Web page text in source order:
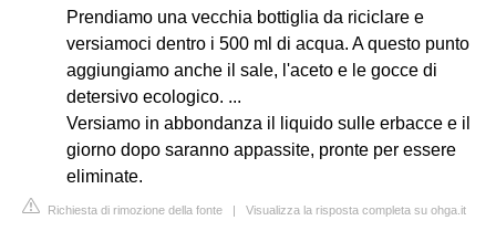
Prendiamo una vecchia bottiglia da riciclare e
versiamoci dentro i 500 ml di acqua. A questo punto
aggiungiamo anche il sale, l'aceto e le gocce di
detersivo ecologico. ...
Versiamo in abbondanza il liquido sulle erbacce e il
giorno dopo saranno appassite, pronte per essere
eliminate.
Richiesta di rimozione della fonte | Visualizza la risposta completa su ohga.it